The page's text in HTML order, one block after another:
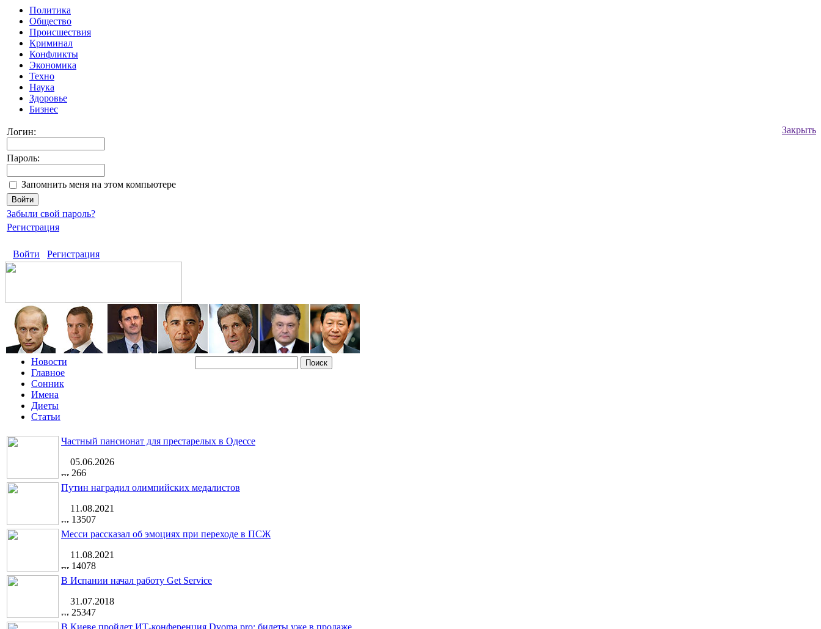
Политика
Общество
Происшествия
Криминал
Конфликты
Экономика
Техно
Наука
Здоровье
Бизнес
Закрыть
Логин:
Пароль:
Запомнить меня на этом компьютере
Забыли свой пароль?
Регистрация
Войти Регистрация
Новости
Главное
Сонник
Имена
Диеты
Статьи
Частный пансионат для престарелых в Одессе
05.06.2026
266
Путин наградил олимпийских медалистов
11.08.2021
13507
Месси рассказал об эмоциях при переходе в ПСЖ
11.08.2021
14078
В Испании начал работу Get Service
31.07.2018
25347
В Киеве пройдет ИТ-конференция Dvoma.pro: билеты уже в продаже